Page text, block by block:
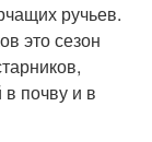
ручьев.
это сезон
в почву и в